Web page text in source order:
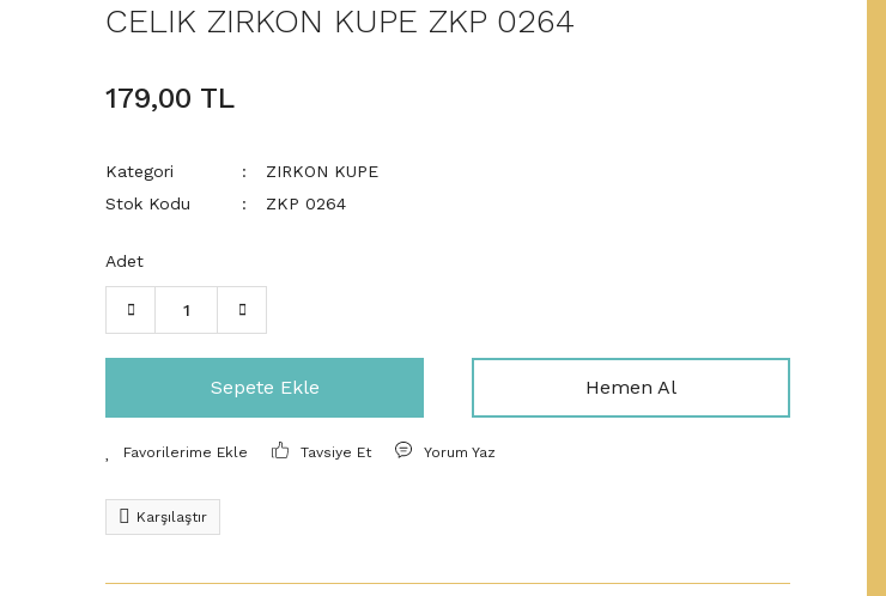
CELIK ZIRKON KUPE ZKP 0264
179,00 TL
Kategori
ZIRKON KUPE
Stok Kodu
ZKP 0264
Adet
Sepete Ekle Hemen Al
Tavsiye Et Yorum Yaz
Karşılaştır